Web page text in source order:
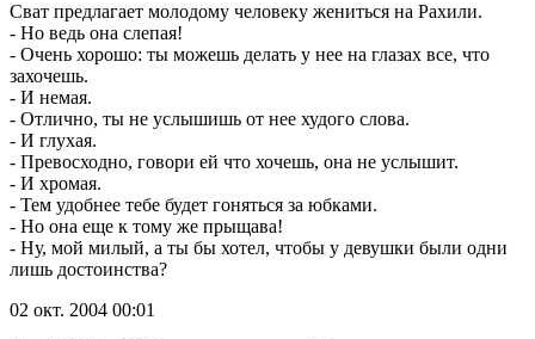
Сват предлагает молодому человеку жениться на Рахили.
- Но ведь она слепая!
- Очень хорошо: ты можешь делать у нее на глазах все, что
захочешь.
- И немая.
- Отлично, ты не услышишь от нее худого слова.
- И глухая.
- Превосходно, говори ей что хочешь, она не услышит.
- И хромая.
- Тем удобнее тебе будет гоняться за юбками.
- Но она еще к тому же прыщава!
- Ну, мой милый, а ты бы хотел, чтобы у девушки были одни
лишь достоинства?
02 окт. 2004 00:01